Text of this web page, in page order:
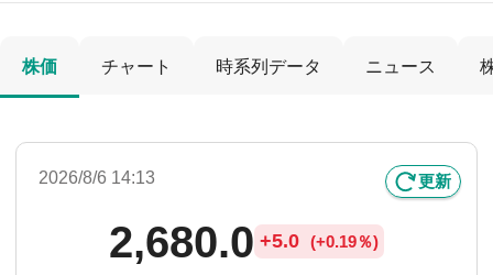
株価 チャート 時系列データ ニュース
2026/8/6 14:13 更新
2,680.0 +5.0 (+0.19％)